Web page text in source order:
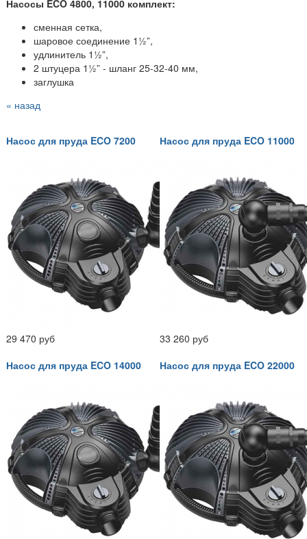
Насосы ECO 4800, 11000 комплект:
сменная сетка,
шаровое соединение 1½”,
удлинитель 1½”,
2 штуцера 1½” - шланг 25-32-40 мм,
заглушка
« назад
Насос для пруда ECO 7200
29 470 руб
Насос для пруда ECO 11000
33 260 руб
Насос для пруда ECO 14000
Насос для пруда ECO 22000